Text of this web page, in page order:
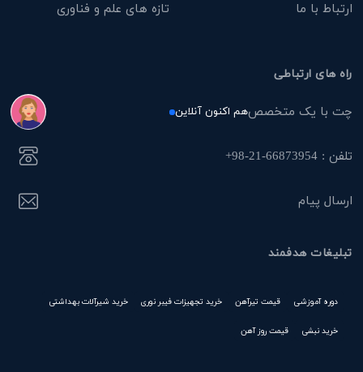
ارتباط با ما
تازه های علم و فناوری
راه های ارتباطی
چت با یک متخصصهم اکنون آنلاین
تلفن : 66873954-21-98+
ارسال پیام
تبلیغات هدفمند
دوره آموزشی قیمت تیرآهن خرید تجهیزات فیبر نوری خرید شیرآلات بهداشتی
خرید نبشی قیمت روز آهن